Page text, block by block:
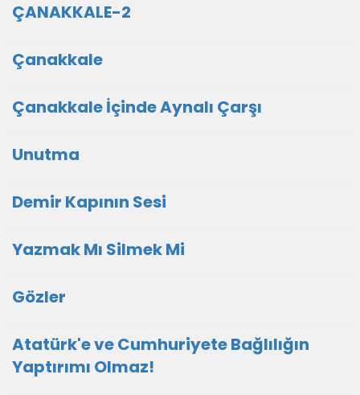
ÇANAKKALE-2
Çanakkale
Çanakkale İçinde Aynalı Çarşı
Unutma
Demir Kapının Sesi
Yazmak Mı Silmek Mi
Gözler
Atatürk'e ve Cumhuriyete Bağlılığın
Yaptırımı Olmaz!